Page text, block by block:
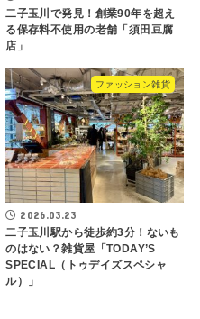
二子玉川で発見！創業90年を超え
る保存料不使用の老舗「須田豆腐
店」
ファッション雑貨
2026.03.23
二子玉川駅から徒歩約3分！ないも
のはない？雑貨屋「TODAY’S
SPECIAL（トゥデイズスペシャ
ル）」